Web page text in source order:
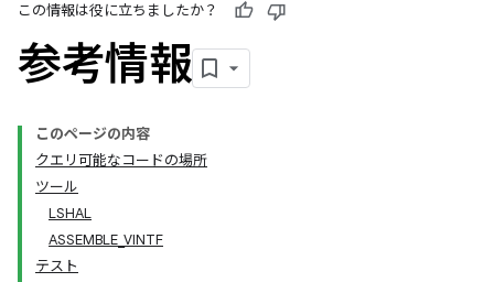
この情報は役に立ちましたか？
参考情報
このページの内容
クエリ可能なコードの場所
ツール
LSHAL
ASSEMBLE_VINTF
テスト